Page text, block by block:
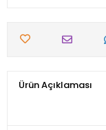
Ürün Açıklaması